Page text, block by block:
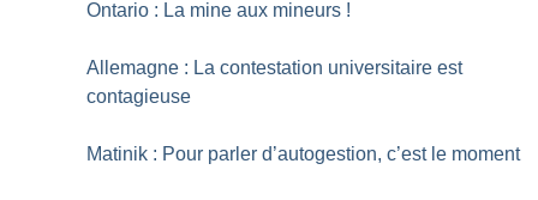
Ontario : La mine aux mineurs !
Allemagne : La contestation universitaire est
contagieuse
Matinik : Pour parler d’autogestion, c’est le moment